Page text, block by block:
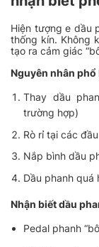
Hiện tượng e dầu
thống kín. Không
tạo ra cảm giác
Nguyên nhân phổ
Thay dầu
trường hợp)
Rò rỉ tại các
Nắp bình dầu
Dầu phanh quá
Nhận biết dầu
Pedal phanh